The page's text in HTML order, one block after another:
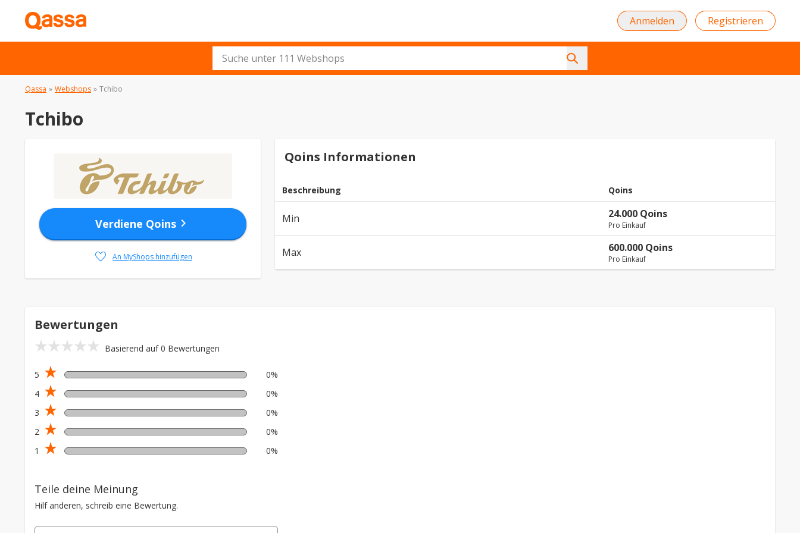
Anmelden Registrieren
Qassa » Webshops » Tchibo
Tchibo
Verdiene Qoins chevron_right
favorite
An MyShops hinzufügen
Qoins Informationen
Beschreibung Qoins
Min 24.000 Qoins
Pro Einkauf
Max 600.000 Qoins
Pro Einkauf
Bewertungen
star_ratestar_ratestar_ratestar_ratestar_rate Basierend auf 0 Bewertungen
5 star_rate
0%
4 star_rate
0%
3 star_rate
0%
2 star_rate
0%
1
star_rate 0%
Teile deine Meinung
Hilf anderen, schreib eine Bewertung.